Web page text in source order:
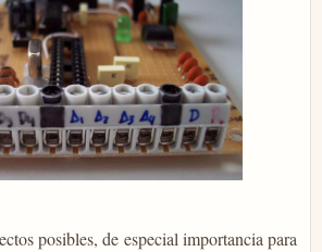
posibles, de especial importancia para